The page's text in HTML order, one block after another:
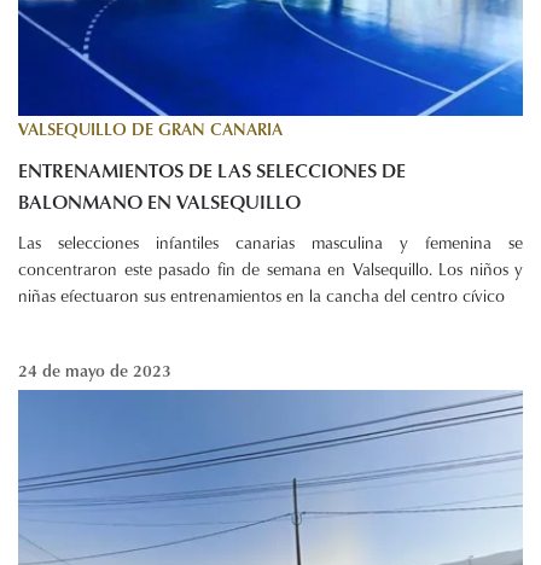
VALSEQUILLO DE GRAN CANARIA
ENTRENAMIENTOS DE LAS SELECCIONES DE
BALONMANO EN VALSEQUILLO
Las selecciones infantiles canarias masculina y femenina se
concentraron este pasado fin de semana en Valsequillo. Los niños y
niñas efectuaron sus entrenamientos en la cancha del centro cívico
24 de mayo de 2023